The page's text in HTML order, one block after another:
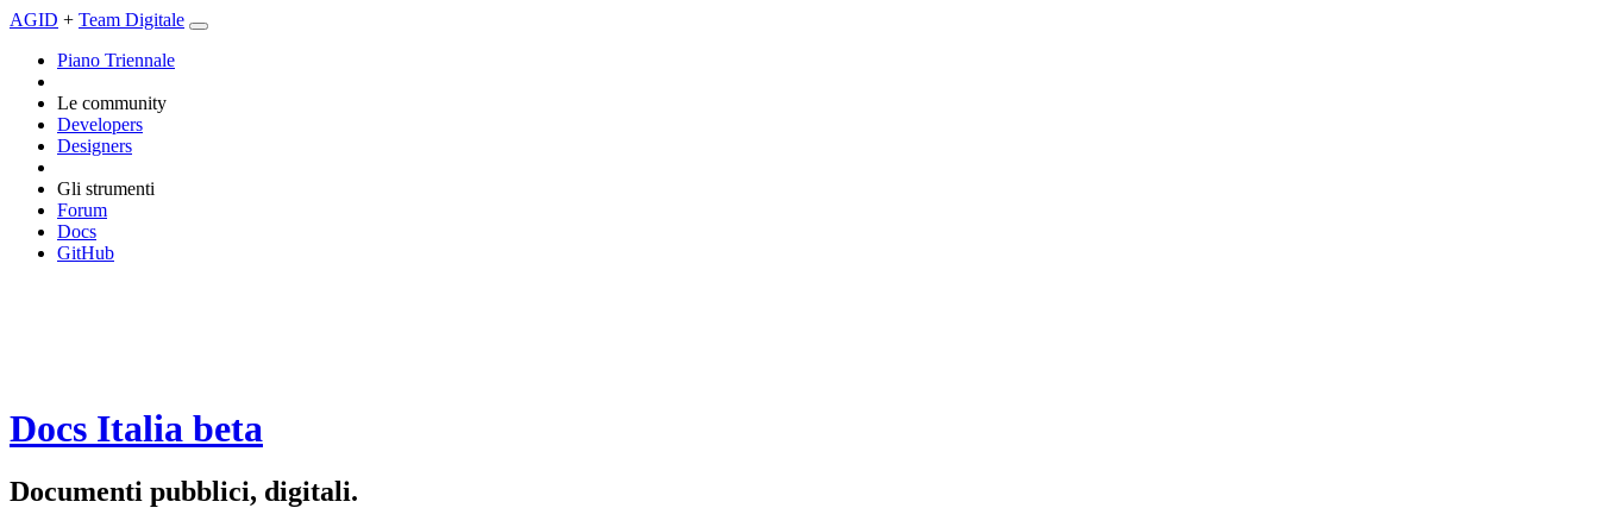
AGID + Team Digitale
Piano Triennale
Le community
Developers
Designers
Gli strumenti
Forum
Docs
GitHub
Docs Italia beta
Documenti pubblici, digitali.